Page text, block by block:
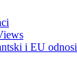
i EU odnosi